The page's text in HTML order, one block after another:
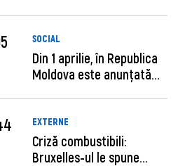
SOCIAL
Din 1 aprilie, în Republica
Moldova este anunţată
EXTERNE
Criză combustibili:
Bruxelles-ul le spune